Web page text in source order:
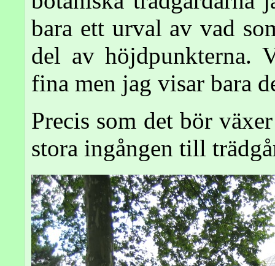
bara ett urval av vad
del av höjdpunkterna.
fina men jag visar bara
Precis som det bör
stora ingången till